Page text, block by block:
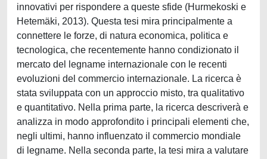
innovativi per rispondere a queste sfide (Hurmekoski e
Hetemäki, 2013). Questa tesi mira principalmente a
connettere le forze, di natura economica, politica e
tecnologica, che recentemente hanno condizionato il
mercato del legname internazionale con le recenti
evoluzioni del commercio internazionale. La ricerca è
stata sviluppata con un approccio misto, tra qualitativo
e quantitativo. Nella prima parte, la ricerca descriverà e
analizza in modo approfondito i principali elementi che,
negli ultimi, hanno influenzato il commercio mondiale
di legname. Nella seconda parte, la tesi mira a valutare